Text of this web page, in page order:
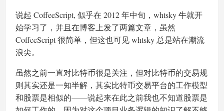
说起 CoffeeScript, 似乎在 2012 年中旬，whtsky 牛就开
始学习了，并且在博客上发了两篇文章，虽然
CoffeeScript 很简单，但这也可见 whtsky 总是站在潮流
浪尖。
虽然之前一直对比特币很是关注，但对比特币的交易规
则其实还是一知半解，其实比特币交易平台的工作模型
和股票是相似的——说起来在此之前我也不知道股票是